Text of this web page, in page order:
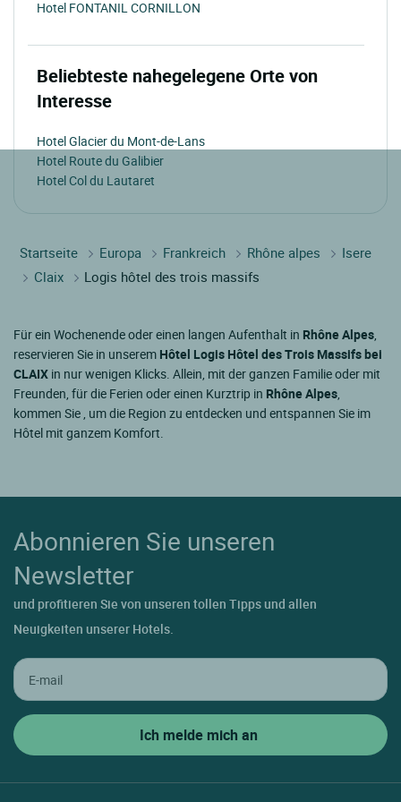
Hotel FONTANIL CORNILLON
Beliebteste nahegelegene Orte von
Interesse
Hotel Glacier du Mont-de-Lans
Hotel Route du Galibier
Hotel Col du Lautaret
Startseite Europa Frankreich Rhône alpes
Isere
Claix
Logis hôtel des trois massifs
Für ein Wochenende oder einen langen Aufenthalt in Rhône Alpes,
reservieren Sie in unserem Hôtel Logis Hôtel des Trois Massifs bei
CLAIX in nur wenigen Klicks. Allein, mit der ganzen Familie oder mit
Freunden, für die Ferien oder einen Kurztrip in Rhône Alpes,
kommen Sie , um die Region zu entdecken und entspannen Sie im
Hôtel mit ganzem Komfort.
Abonnieren Sie unseren
Newsletter
und profitieren Sie von unseren tollen Tipps und allen
Neuigkeiten unserer Hotels.